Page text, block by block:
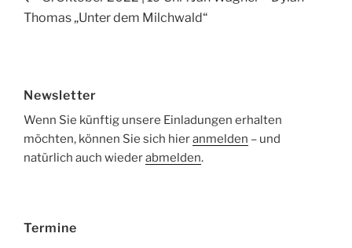
Beitrag
Thomas „Unter dem Milchwald“
Newsletter
Wenn Sie künftig unsere Einladungen erhalten
möchten, können Sie sich hieranmelden – und
natürlich auch wiederabmelden.
Termine